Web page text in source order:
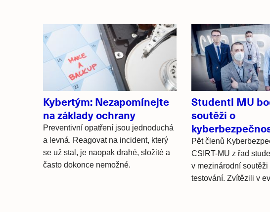
Související
články
Kybertým: Nezapomínejte
na základy ochrany
Preventivní opatření jsou jednoduchá
a levná. Reagovat na incident, který
se už stal, je naopak drahé, složité a
často dokonce nemožné.
Studenti MU
soutěži o
Pět členů
CSIRT-MU z řad
v mezinárodní
testování. Zvítězili v